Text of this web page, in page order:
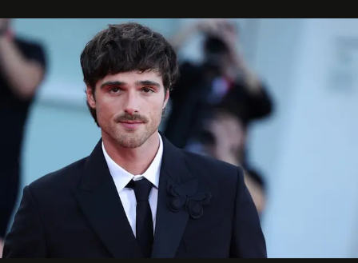
all’universo i desideri più segreti